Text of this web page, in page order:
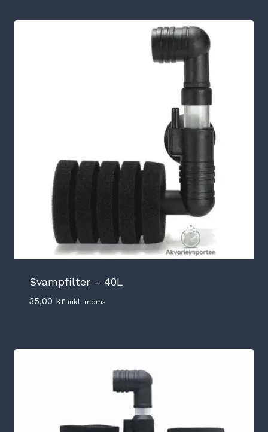
Svampfilter – 40L
35,00 kr inkl. moms